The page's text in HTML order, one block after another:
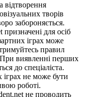
відтворення
творів
забороняється.
для осіб
іграх може
правил
При виявленні перших
до спеціаліста.
іграх не може бути
роботі.
не проводить